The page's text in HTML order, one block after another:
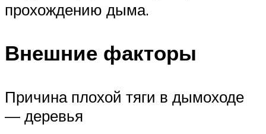
прохождению дыма.
Внешние факторы
Причина плохой тяги в дымоходе
— деревья